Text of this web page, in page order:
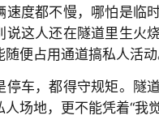
速度都不慢，哪怕是临
说这人还在隧道里生火
便占用通道搞私人活动
停车，都得守规矩。隧
场地，更不能凭着“我